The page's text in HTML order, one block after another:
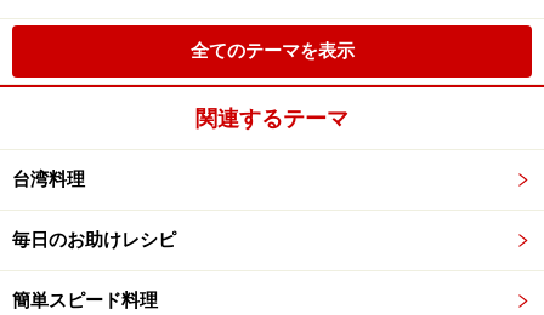
全てのテーマを表示
関連するテーマ
台湾料理
毎日のお助けレシピ
簡単スピード料理